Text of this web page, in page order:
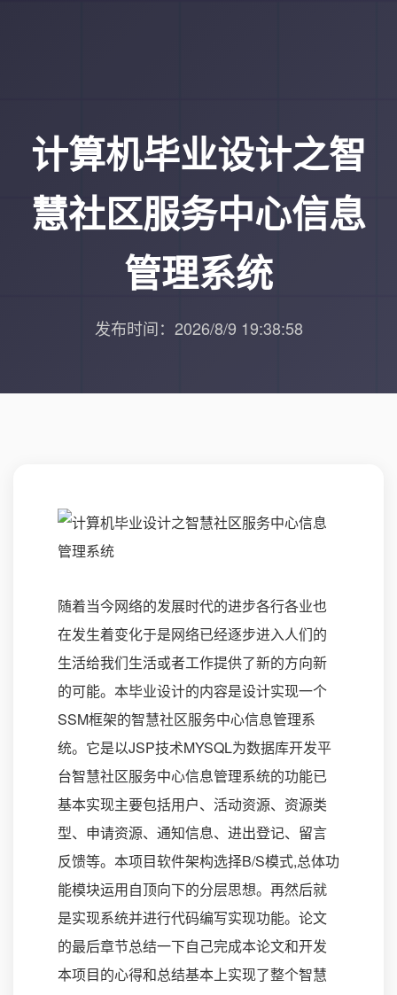
计算机毕业设计之智
慧社区服务中心信息
管理系统
发布时间：2026/8/9 19:38:58
随着当今网络的发展时代的进步各行各业也
在发生着变化于是网络已经逐步进入人们的
生活给我们生活或者工作提供了新的方向新
的可能。本毕业设计的内容是设计实现一个
SSM框架的智慧社区服务中心信息管理系
统。它是以JSP技术MYSQL为数据库开发平
台智慧社区服务中心信息管理系统的功能已
基本实现主要包括用户、活动资源、资源类
型、申请资源、通知信息、进出登记、留言
反馈等。本项目软件架构选择B/S模式,总体功
能模块运用自顶向下的分层思想。再然后就
是实现系统并进行代码编写实现功能。论文
的最后章节总结一下自己完成本论文和开发
本项目的心得和总结基本上实现了整个智慧